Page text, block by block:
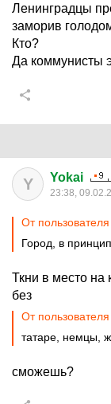
Ленинградцы
заморив
Кто?
Да коммунисты
Y Yokai
23:38,
От пользователя
Город, в
Ткни в место на
без
От пользователя
татаре, немцы,
сможешь?